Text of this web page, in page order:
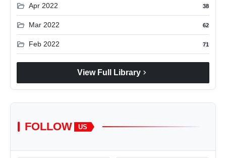
folder_open Apr 2022 38
folder_open Mar 2022 62
folder_open Feb 2022 71
View Full Library chevron_right
FOLLOW US